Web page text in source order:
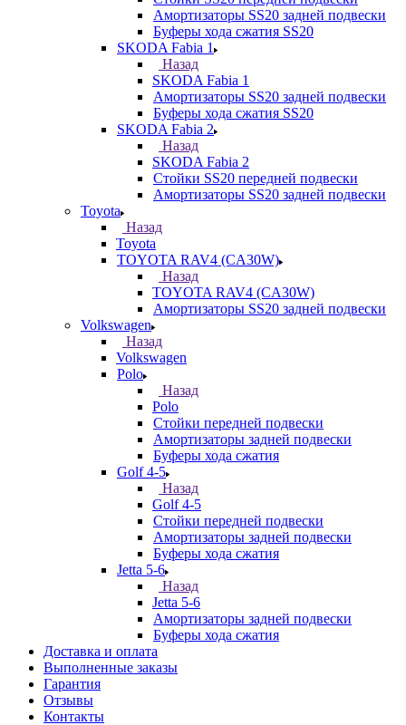
Амортизаторы SS20 задней подвески
Буферы хода сжатия SS20
SKODA Fabia 1
Назад
SKODA Fabia 1
Амортизаторы SS20 задней подвески
Буферы хода сжатия SS20
SKODA Fabia 2
Назад
SKODA Fabia 2
Стойки SS20 передней подвески
Амортизаторы SS20 задней подвески
Toyota
Назад
Toyota
TOYOTA RAV4 (CA30W)
Назад
TOYOTA RAV4 (CA30W)
Амортизаторы SS20 задней подвески
Volkswagen
Назад
Volkswagen
Polo
Назад
Polo
Стойки передней подвески
Амортизаторы задней подвески
Буферы хода сжатия
Golf 4-5
Назад
Golf 4-5
Стойки передней подвески
Амортизаторы задней подвески
Буферы хода сжатия
Jetta 5-6
Назад
Jetta 5-6
Амортизаторы задней подвески
Буферы хода сжатия
Доставка и оплата
Выполненные заказы
Гарантия
Отзывы
Контакты